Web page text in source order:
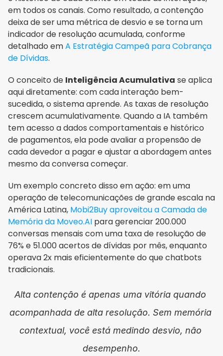
em todos os canais. Como resultado, a contenção
deixa de ser uma métrica de desvio e se torna um
indicador de resolução acumulada, conforme
detalhado em A Estratégia Campeã para Cobrança
de Dívidas.
O conceito de Inteligência Acumulativa se aplica
aqui diretamente: com cada interação bem-
sucedida, o sistema aprende. As taxas de resolução
crescem acumulativamente. Quando a IA também
tem acesso a dados comportamentais e histórico
de pagamentos, ela pode avaliar a propensão de
cada devedor a pagar e ajustar a abordagem antes
mesmo da conversa começar.
Um exemplo concreto disso em ação: em uma
operação de telecomunicações de grande escala na
América Latina, Mobi2Buy aproveitou a Camada de
Memória da Moveo.AI para gerenciar 200.000
conversas mensais com uma taxa de resolução de
76% e 51.000 acertos de dívidas por mês, enquanto
operava 2x mais eficientemente do que chatbots
tradicionais.
Alta contenção é apenas uma vitória quando
acompanhada de alta resolução. Sem memória
contextual, você está medindo desvio, não
desempenho.